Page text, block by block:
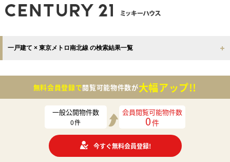
一戸建て × 東京メトロ南北線 の検索結果一覧
無料会員登録で閲覧可能物件数が大幅アップ!!
一般公開物件数
0件
会員閲覧可能物件数
0件
今すぐ無料会員登録!